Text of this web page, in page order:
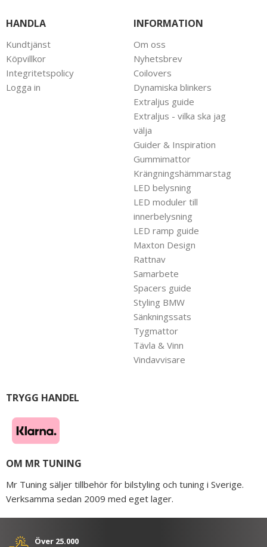
HANDLA
Kundtjänst
Köpvillkor
Integritetspolicy
Logga in
INFORMATION
Om oss
Nyhetsbrev
Coilovers
Dynamiska blinkers
Extraljus guide
Extraljus - vilka ska jag
välja
Guider & Inspiration
Gummimattor
Krängningshämmarstag
LED belysning
LED moduler till
innerbelysning
LED ramp guide
Maxton Design
Rattnav
Samarbete
Spacers guide
Styling BMW
Sänkningssats
Tygmattor
Tävla & Vinn
Vindavvisare
TRYGG HANDEL
OM MR TUNING
Mr Tuning säljer tillbehör för bilstyling och tuning i Sverige.
Verksamma sedan 2009 med eget lager.
Över 25.000